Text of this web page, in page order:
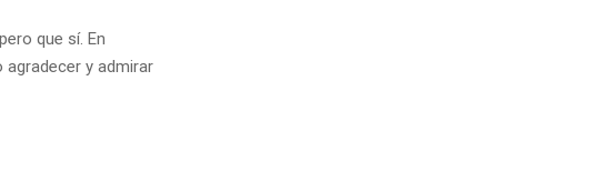
que sí. En
y admirar